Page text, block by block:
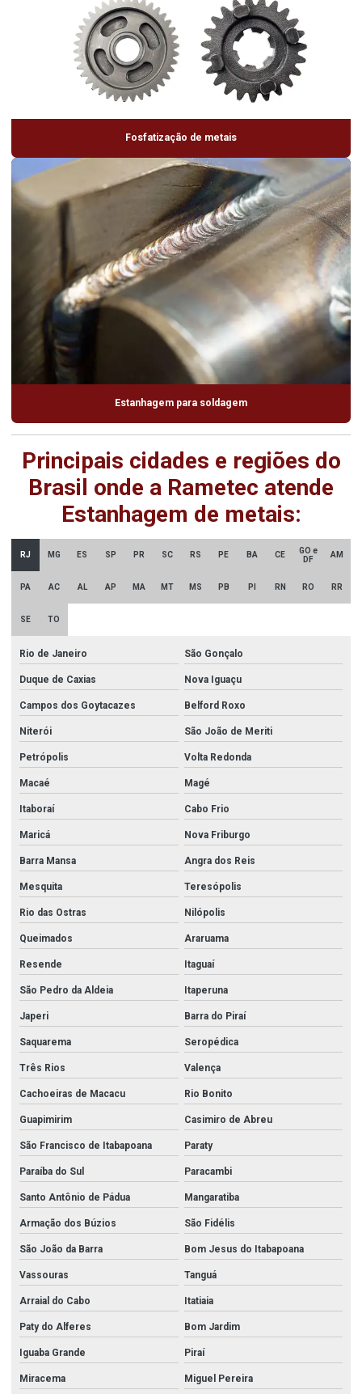
Fosfatização de metais
Estanhagem para soldagem
Principais cidades e regiões do
Brasil onde a Rametec atende
Estanhagem de metais:
RJ MG ES SP PR SC RS PE BA CE
GO e
DF
AM
PA AC AL AP MA MT MS PB PI RN RO RR
SE TO
Rio de Janeiro São Gonçalo
Duque de Caxias Nova Iguaçu
Campos dos Goytacazes Belford Roxo
Niterói São João de Meriti
Petrópolis Volta Redonda
Macaé Magé
Itaboraí Cabo Frio
Maricá Nova Friburgo
Barra Mansa Angra dos Reis
Mesquita Teresópolis
Rio das Ostras Nilópolis
Queimados Araruama
Resende Itaguaí
São Pedro da Aldeia Itaperuna
Japeri Barra do Piraí
Saquarema Seropédica
Três Rios Valença
Cachoeiras de Macacu Rio Bonito
Guapimirim Casimiro de Abreu
São Francisco de Itabapoana Paraty
Paraíba do Sul Paracambi
Santo Antônio de Pádua Mangaratiba
Armação dos Búzios São Fidélis
São João da Barra Bom Jesus do Itabapoana
Vassouras Tanguá
Arraial do Cabo Itatiaia
Paty do Alferes Bom Jardim
Iguaba Grande Piraí
Miracema Miguel Pereira